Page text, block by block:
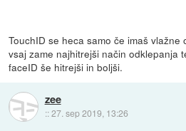
TouchID se heca samo če imaš
vsaj zame najhitrejši način odklepanja
faceID še hitrejši in boljši.
zee
::27. sep 2019, 13:26